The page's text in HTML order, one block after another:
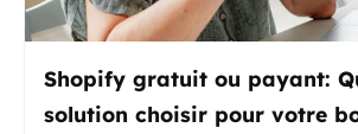
Shopify gratuit ou payant:
solution choisir pour votre